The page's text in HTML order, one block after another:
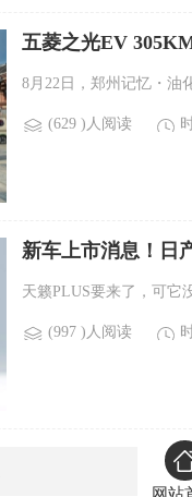
五菱之光EV
8月22日，郑州记忆・油
(629 )人阅读
新车上市消息！日
天籁PLUS要来了，可它
(997 )人阅读